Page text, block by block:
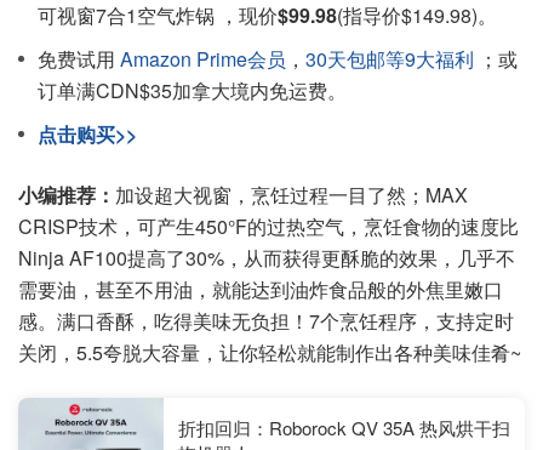
可视窗7合1空气炸锅 ，现价$99.98(指导价$149.98)。
免费试用 Amazon Prime会员 ， 30天包邮等9大福利 ；或
订单满CDN$35加拿大境内免运费。
点击购买>>
小编推荐： 加设超大视窗，烹饪过程一目了然；MAX
CRISP技术，可产生450°F的过热空气，烹饪食物的速度比
Ninja AF100提高了30%，从而获得更酥脆的效果，几乎不
需要油，甚至不用油，就能达到油炸食品般的外焦里嫩口
感。满口香酥，吃得美味无负担！7个烹饪程序，支持定时
关闭，5.5夸脱大容量，让你轻松就能制作出各种美味佳肴~
折扣回归：Roborock QV 35A 热风烘干扫